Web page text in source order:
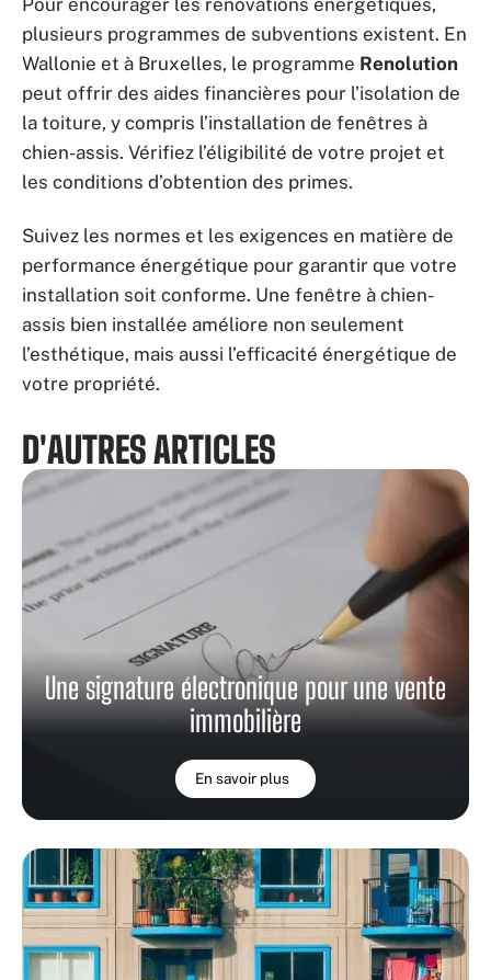
plusieurs programmes de subventions existent. En
Wallonie et à Bruxelles, le programme Renolution
peut offrir des aides financières pour l’isolation de
la toiture, y compris l’installation de fenêtres à
chien-assis. Vérifiez l’éligibilité de votre projet et
les conditions d’obtention des primes.
Suivez les normes et les exigences en matière de
performance énergétique pour garantir que votre
installation soit conforme. Une fenêtre à chien-
assis bien installée améliore non seulement
l’esthétique, mais aussi l’efficacité énergétique de
votre propriété.
D'AUTRES ARTICLES
Une signature électronique pour une vente
immobilière
En savoir plus